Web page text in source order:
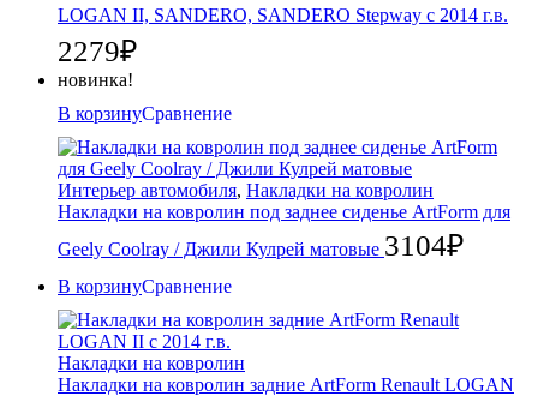
LOGAN II, SANDERO, SANDERO Stepway с 2014 г.в.
2279₽
новинка!
В корзинуСравнение
Интерьер автомобиля, Накладки на ковролин
Накладки на ковролин под заднее сиденье ArtForm для
Geely Coolray / Джили Кулрей матовые 3104₽
В корзинуСравнение
Накладки на ковролин
Накладки на ковролин задние ArtForm Renault LOGAN